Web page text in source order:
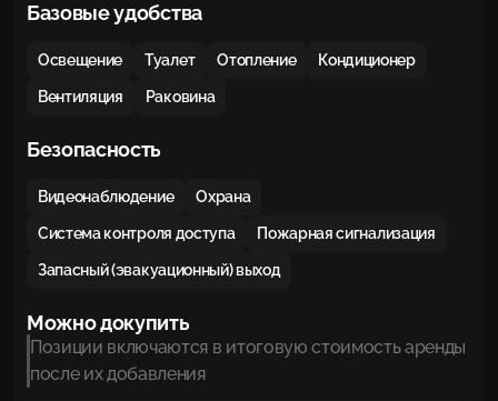
Базовые удобства
Освещение Туалет Отопление Кондиционер
Вентиляция Раковина
Безопасность
Видеонаблюдение Охрана
Система контроля доступа Пожарная сигнализация
Запасный (эвакуационный) выход
Можно докупить
Позиции включаются в итоговую стоимость аренды
после их добавления